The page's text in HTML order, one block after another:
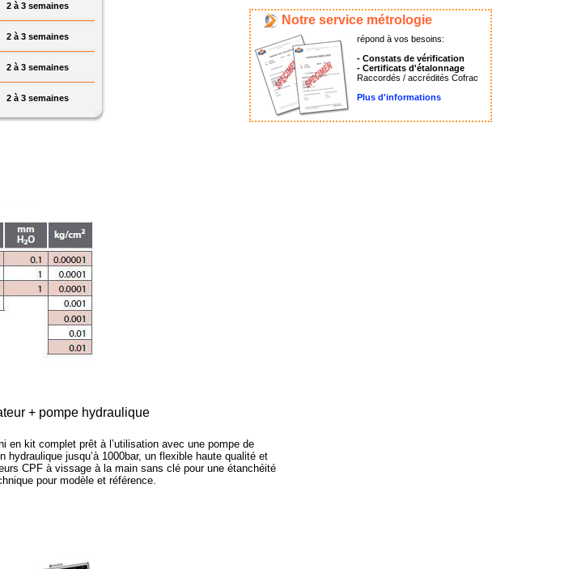
Notre service métrologie
répond à vos besoins:
- Constats de vérification
- Certificats d'étalonnage
Raccordés / accrédités Cofrac
Plus d'informations
2 à 3 semaines
2 à 3 semaines
2 à 3 semaines
2 à 3 semaines
+ pompe hydraulique
en kit complet prêt à l’utilisation avec une pompe de
hydraulique jusqu’à 1000bar, un flexible haute qualité et
CPF à vissage à la main sans clé pour une étanchéité
pour modèle et référence.